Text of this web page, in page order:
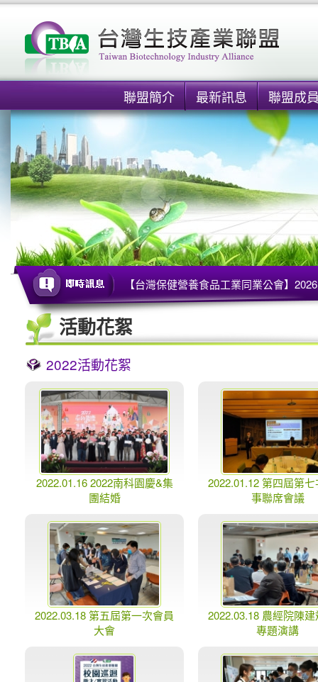
聯盟簡介 最新訊息 聯盟成
【台灣保健營養食品工業同業公會】
活動花絮
2022活動花絮
2022.01.16 2022南科園慶&集
團結婚
2022.01.12 第四屆第
事聯席會議
2022.03.18 第五屆第一次會員
大會
2022.03.18 農經院陳
專題演講